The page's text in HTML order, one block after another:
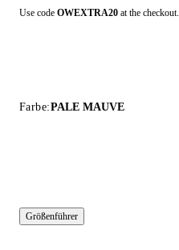
Use code OWEXTRA20 at the checkout.
Farbe:PALE MAUVE
Größenführer